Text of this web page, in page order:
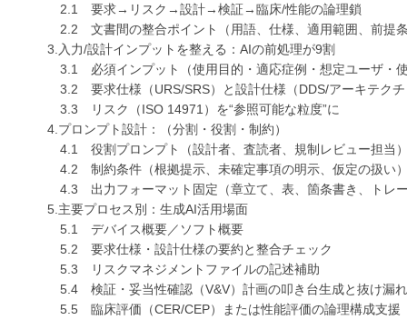
2.1 要求→リスク→設計→検証→臨床/性能の論理鎖
2.2 文書間の整合ポイント（用語、仕様、適用範囲、前提
3.入力/設計インプットを整える：AIの前処理が9割
3.1 必須インプット（使用目的・適応症例・想定ユーザ・
3.2 要求仕様（URS/SRS）と設計仕様（DDS/アーキテクチ
3.3 リスク（ISO 14971）を“参照可能な粒度”に
4.プロンプト設計：（分割・役割・制約）
4.1 役割プロンプト（設計者、査読者、規制レビュー担当
4.2 制約条件（根拠提示、未確定事項の明示、仮定の扱い
4.3 出力フォーマット固定（章立て、表、箇条書き、トレ
5.主要プロセス別：生成AI活用場面
5.1 デバイス概要／ソフト概要
5.2 要求仕様・設計仕様の要約と整合チェック
5.3 リスクマネジメントファイルの記述補助
5.4 検証・妥当性確認（V&V）計画の叩き台生成と抜け漏
5.5 臨床評価（CER/CEP）または性能評価の論理構成支援